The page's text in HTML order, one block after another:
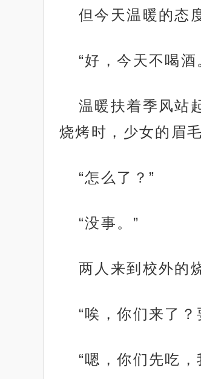
但今天温暖的态
“好，今天不喝酒
温暖扶着季风站
烧烤时，少女的眉
“怎么了？”
“没事。”
两人来到校外的
“唉，你们来了
“嗯，你们先吃